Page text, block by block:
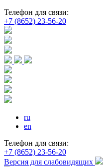
Телефон для связи:
+7 (8652) 23-56-20
ru
en
Телефон для связи:
+7 (8652) 23-56-20
Версия для слабовидящих